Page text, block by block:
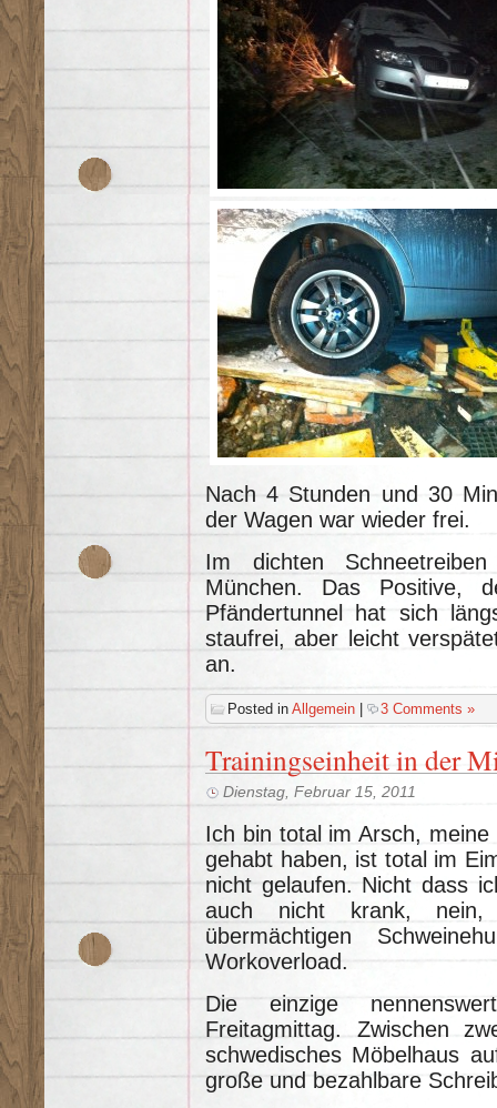
Nach 4 Stunden und 30
der Wagen war wieder frei.
Im dichten
München. Das Positive,
Pfändertunnel hat sich
staufrei, aber leicht
an.
Posted in Allgemein 3 Comments »
Trainingseinheit in der
Dienstag, Februar 15, 2011
Ich bin total im Arsch,
gehabt haben, ist total im
nicht gelaufen. Nicht dass
auch nicht krank,
übermächtigen
Workoverload.
Die einzige
Freitagmittag. Zwischen
schwedisches Möbelhaus
große und bezahlbare